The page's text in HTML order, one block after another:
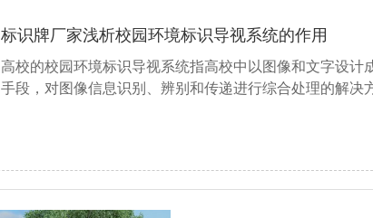
标识牌厂家浅析校园环境标识导视系统的作用
高校的校园环境标识导视系统指高校中以图像和文字设
手段，对图像信息识别、辨别和传递进行综合处理的解决